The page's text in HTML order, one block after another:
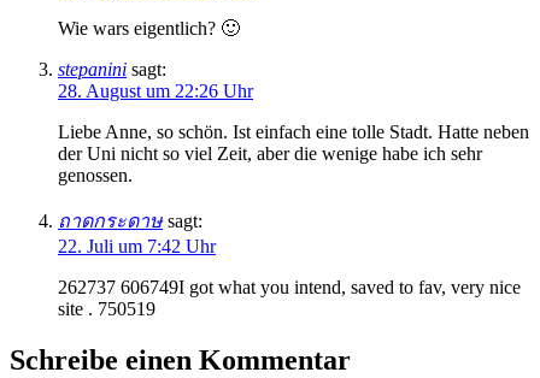
Wie wars eigentlich? 🙂
stepanini sagt:
28. August um 22:26 Uhr
Liebe Anne, so schön. Ist einfach eine tolle Stadt. Hatte neben
der Uni nicht so viel Zeit, aber die wenige habe ich sehr
genossen.
ถาดกระดาษ sagt:
22. Juli um 7:42 Uhr
262737 606749I got what you intend, saved to fav, very nice
site . 750519
Schreibe einen Kommentar